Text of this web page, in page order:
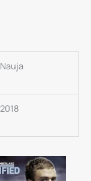
Nauja
2018